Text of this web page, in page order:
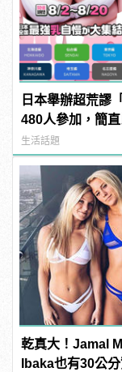
日本舉辦超荒謬
480人參加，簡
manfashion這樣
生活話題
乾真大！Jamal
Ibaka也有30公